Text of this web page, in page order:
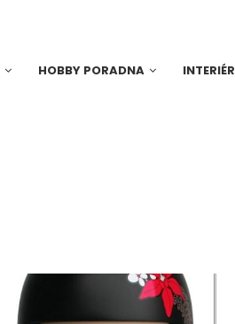
HOBBY PORADNA INTERIÉR